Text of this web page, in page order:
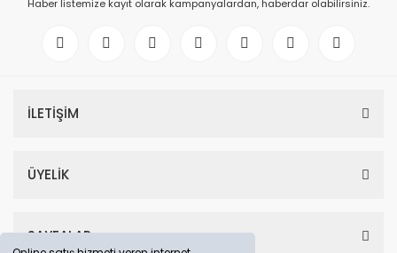
Haber listemize kayıt olarak kampanyalardan, haberdar olabilirsiniz.
İLETİŞİM
ÜYELİK
SAYFALAR